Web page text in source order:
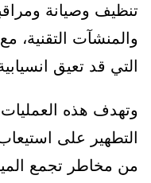
تنظيف وصيانة
والمنشآت التقنية،
التي قد تعيق
وتهدف هذه
التطهير على
من مخاطر تجمع